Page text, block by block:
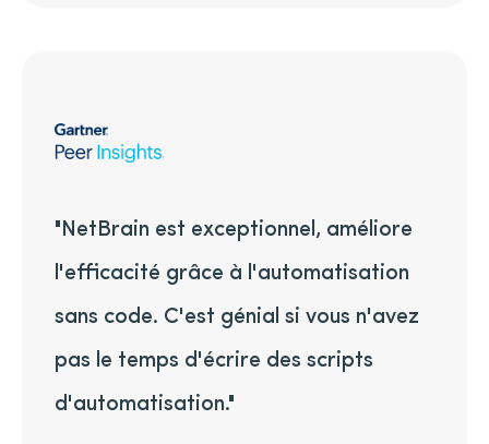
"NetBrain est exceptionnel, améliore
l'efficacité grâce à l'automatisation
sans code. C'est génial si vous n'avez
pas le temps d'écrire des scripts
d'automatisation."